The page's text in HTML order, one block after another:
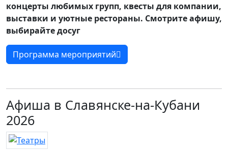
концерты любимых групп, квесты для компании,
выставки и уютные рестораны. Смотрите афишу,
выбирайте досуг
Программа мероприятий
Афиша в Славянске-на-Кубани
2026